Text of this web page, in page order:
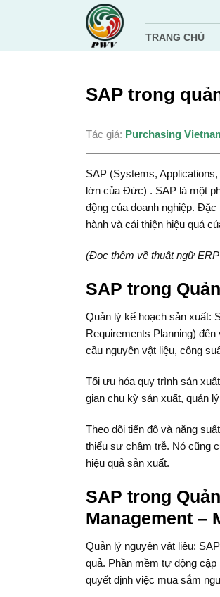
TRANG CHỦ
SAP trong
Tác giả: Purchasing
SAP (Systems,
lớn của Đức) . SAP là một
động của doanh nghiệp.
hành và cải thiện hiệu quả
(Đọc thêm về thuật ngữ
SAP trong
Quản lý kế hoạch sản xuất:
Requirements Planning)
cầu nguyên vật liệu, công
Tối ưu hóa quy trình sản
gian chu kỳ sản xuất, quản
Theo dõi tiến độ và năng
thiểu sự chậm trễ. Nó cũng
hiệu quả sản xuất.
SAP trong
Management –
Quản lý nguyên vật liệu:
quả. Phần mềm tự động
quyết định việc mua sắm